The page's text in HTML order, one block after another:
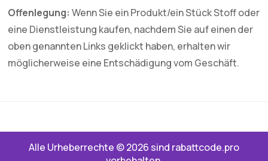
Offenlegung: Wenn Sie ein Produkt/ein Stück Stoff oder
eine Dienstleistung kaufen, nachdem Sie auf einen der
oben genannten Links geklickt haben, erhalten wir
möglicherweise eine Entschädigung vom Geschäft.
Alle Urheberrechte © 2026 sind rabattcode.pro